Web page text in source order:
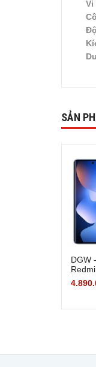
Vi
SẢN
DGW
6GB/
Chính